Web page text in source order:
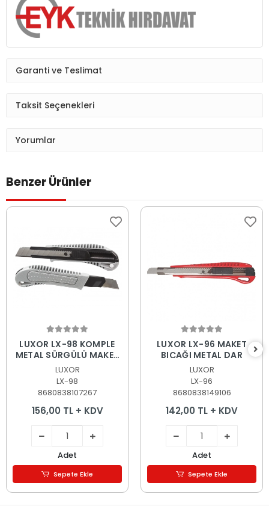
Garanti ve Teslimat
Taksit Seçenekleri
Yorumlar
Benzer Ürünler
LUXOR LX-98 KOMPLE
METAL SÜRGÜLÜ MAKET
BIÇAĞI
LUXOR
LX-98
8680838107267
156,00 TL + KDV
Adet
Sepete Ekle
LUXOR LX-96 MAKET
BIÇAĞI METAL DAR
LUXOR
LX-96
8680838149106
142,00 TL + KDV
Adet
Sepete Ekle